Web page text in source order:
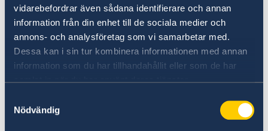
vidarebefordrar även sådana identifierare och annan
information från din enhet till de sociala medier och
annons- och analysföretag som vi samarbetar med.
Dessa kan i sin tur kombinera informationen med annan
information som du har tillhandahållit eller som de har
samlat in när du har använt deras tjänster.
Nödvändig
03 abr. 2025
Procurement for Audit Services
Contratação de serviços de